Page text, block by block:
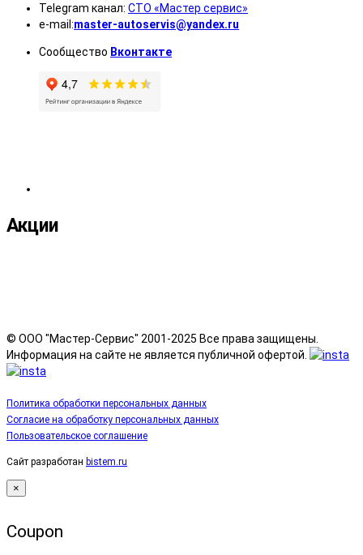
Telegram канал: СТО «Мастер сервис»
e-mail:master-autoservis@yandex.ru
Сообщество Вконтакте
Акции
© ООО "Мастер-Сервис" 2001-2025 Все права защищены.
Информация на сайте не является публичной офертой.
Политика обработки персональных данных
Согласие на обработку персональных данных
Пользовательское соглашение
Сайт разработан bistem.ru
×
Coupon